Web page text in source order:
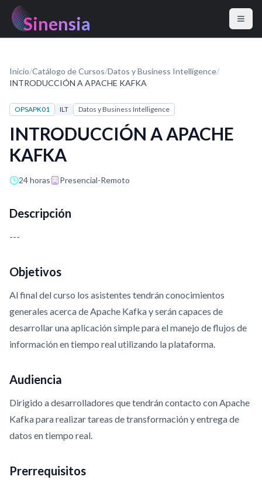
Sinensia
Inicio/Catálogo de Cursos/Datos y Business Intelligence/
INTRODUCCIÓN A APACHE KAFKA
OPSAPK01 ILT Datos y Business Intelligence
INTRODUCCIÓN A APACHE
KAFKA
24 horas Presencial-Remoto
Descripción
---
Objetivos
Al final del curso los asistentes tendrán conocimientos
generales acerca de Apache Kafka y serán capaces de
desarrollar una aplicación simple para el manejo de flujos de
información en tiempo real utilizando la plataforma.
Audiencia
Dirigido a desarrolladores que tendrán contacto con Apache
Kafka para realizar tareas de transformación y entrega de
datos en tiempo real.
Prerrequisitos